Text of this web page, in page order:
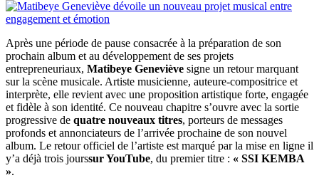
Après une période de pause consacrée à la préparation de son
prochain album et au développement de ses projets
entrepreneuriaux, Matibeye Geneviève signe un retour marquant
sur la scène musicale. Artiste musicienne, auteure-compositrice et
interprète, elle revient avec une proposition artistique forte, engagée
et fidèle à son identité. Ce nouveau chapitre s’ouvre avec la sortie
progressive de quatre nouveaux titres, porteurs de messages
profonds et annonciateurs de l’arrivée prochaine de son nouvel
album. Le retour officiel de l’artiste est marqué par la mise en ligne il
y’a déjà trois jourssur YouTube, du premier titre : « SSI KEMBA
».